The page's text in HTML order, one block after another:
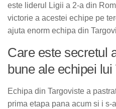
este liderul Ligii a 2-a din
victorie a acestei echipe pe
ajuta enorm echipa din
Care este secretul
bune ale echipei
Echipa din Targoviste a
prima etapa pana acum si i s-